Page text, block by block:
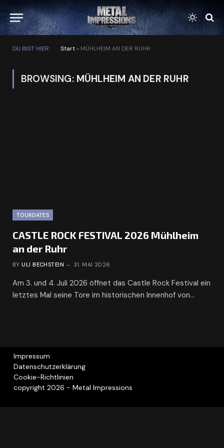
DU BIST HIER: Start » MÜHLHEIM AN DER RUHR
BROWSING: MÜHLHEIM AN DER RUHR
TOURDATES
CASTLE ROCK FESTIVAL 2026 Mühlheim
an der Ruhr
BY ULI BECHSTEIN 31. MAI 2026
Am 3. und 4. Juli 2026 öffnet das Castle Rock Festival ein
letztes Mal seine Tore im historischen Innenhof von…
Impressum
Datenschutzerklärung
Cookie-Richtlinien
copyright 2026 - Metal Impressions